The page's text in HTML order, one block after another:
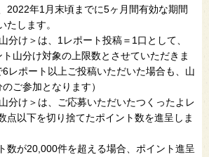
2022年1月末頃までに5ヶ月間有効な期間
たします。
分け＞は、1レポート投稿＝1口として、
山分け対象の上限数とさせていただきま
レポート以上ご投稿いただいた場合も、山
ご参加となります）
分け＞は、ご応募いただいたつくったよレ
点以下を切り捨てたポイント数を進呈しま
数が20,000件を超える場合、ポイント進呈